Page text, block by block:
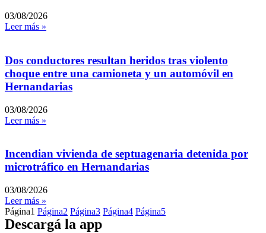
03/08/2026
Leer más »
Dos conductores resultan heridos tras violento
choque entre una camioneta y un automóvil en
Hernandarias
03/08/2026
Leer más »
Incendian vivienda de septuagenaria detenida por
microtráfico en Hernandarias
03/08/2026
Leer más »
Página1 Página2 Página3 Página4 Página5
Descargá la app